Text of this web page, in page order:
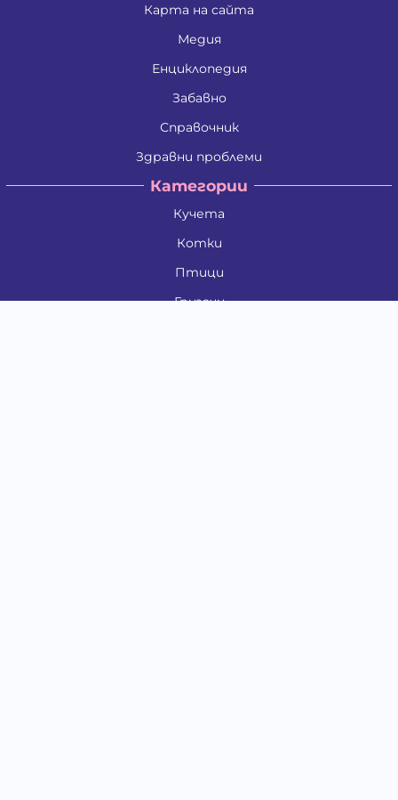
Карта на сайта
Медия
Енциклопедия
Забавно
Справочник
Здравни проблеми
Категории
Кучета
Котки
Птици
Гризачи